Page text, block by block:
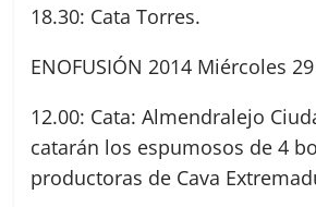
18.30: Cata Torres.
ENOFUSIÓN 2014 Miércoles 29
12.00: Cata: Almendralejo
catarán los espumosos de 4
productoras de Cava